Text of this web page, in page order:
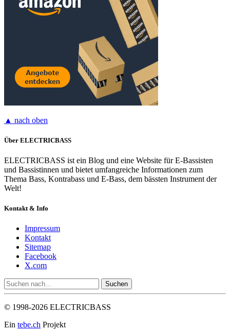
▲ nach oben
Über ELECTRICBASS
ELECTRICBASS ist ein Blog und eine Website für E-Bassisten
und Bassistinnen und bietet umfangreiche Informationen zum
Thema Bass, Kontrabass und E-Bass, dem bässten Instrument der
Welt!
Kontakt & Info
Impressum
Kontakt
Sitemap
Facebook
X.com
© 1998-2026 ELECTRICBASS
Ein tebe.ch Projekt